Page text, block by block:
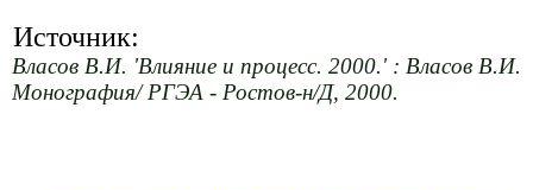
Источник:
Власов В.И. 'Влияние и процесс. 2000.' : Власов В.И.
Монография/ РГЭА - Ростов-н/Д, 2000.